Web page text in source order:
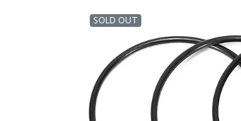
SOLD OUT